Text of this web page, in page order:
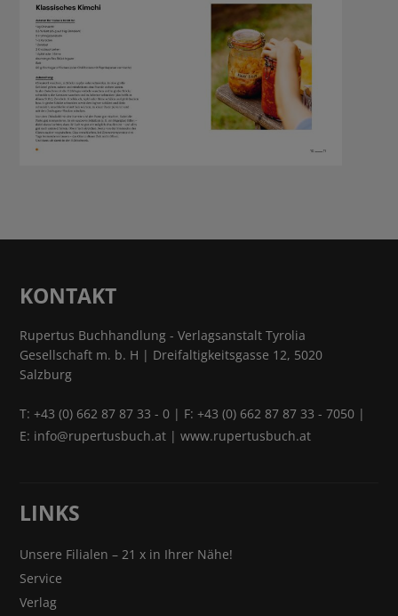
KONTAKT
Rupertus Buchhandlung - Verlagsanstalt Tyrolia
Gesellschaft m. b. H | Dreifaltigkeitsgasse 12, 5020
Salzburg
T:+43 (0) 662 87 87 33 - 0 | F: +43 (0) 662 87 87 33 - 7050 |
E: info@rupertusbuch.at |www.rupertusbuch.at
LINKS
Unsere Filialen – 21 x in Ihrer Nähe!
Service
Verlag